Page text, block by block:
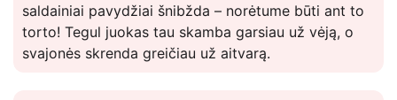
saldainiai pavydžiai šnibžda – norėtume būti ant to
torto! Tegul juokas tau skamba garsiau už vėją, o
svajonės skrenda greičiau už aitvarą.